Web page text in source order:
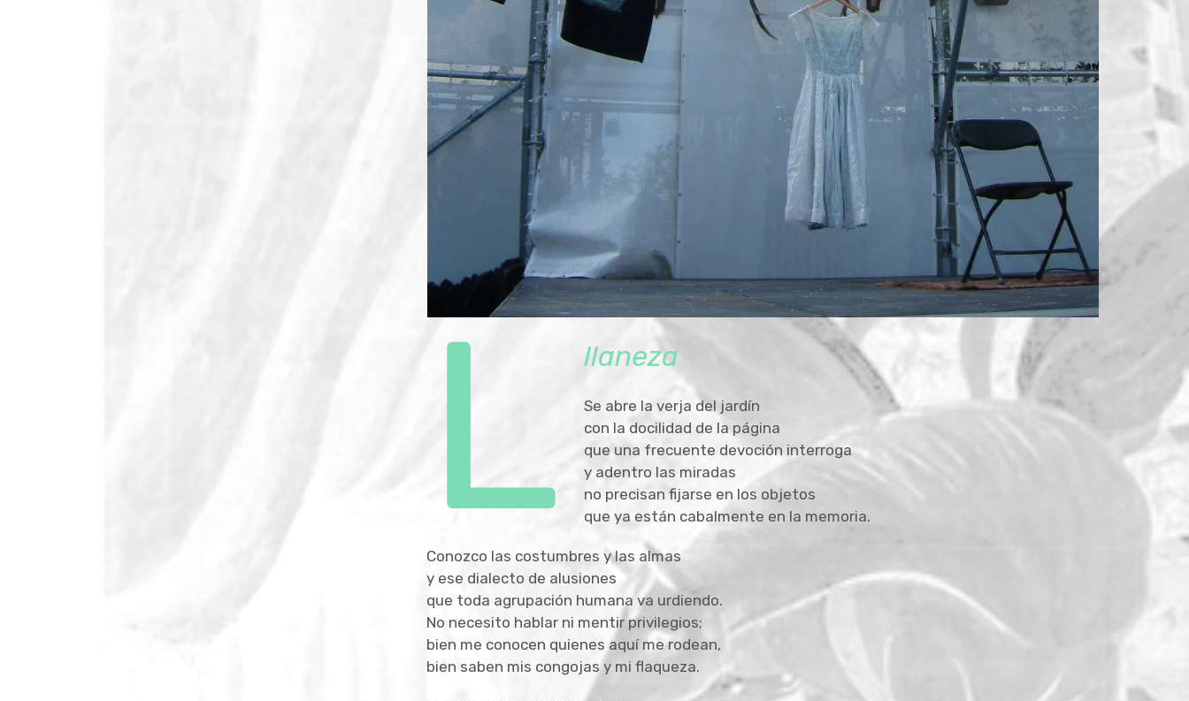
L llaneza
Se abre la verja del jardín
con la docilidad de la página
que una frecuente devoción interroga
y adentro las miradas
no precisan fijarse en los objetos
que ya están cabalmente en la memoria.
Conozco las costumbres y las almas
y ese dialecto de alusiones
que toda agrupación humana va urdiendo.
No necesito hablar ni mentir privilegios;
bien me conocen quienes aquí me rodean,
bien saben mis congojas y mi flaqueza.